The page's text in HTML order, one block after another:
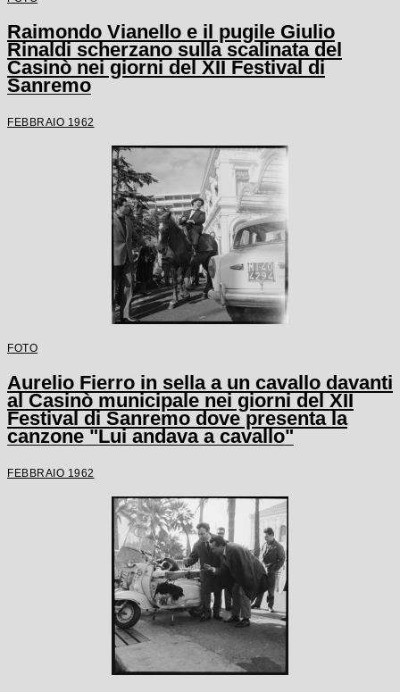
Raimondo Vianello e il pugile Giulio
Rinaldi scherzano sulla scalinata del
Casinò nei giorni del XII Festival di
Sanremo
FEBBRAIO 1962
FOTO
Aurelio Fierro in sella a un cavallo davanti
al Casinò municipale nei giorni del XII
Festival di Sanremo dove presenta la
canzone "Lui andava a cavallo"
FEBBRAIO 1962